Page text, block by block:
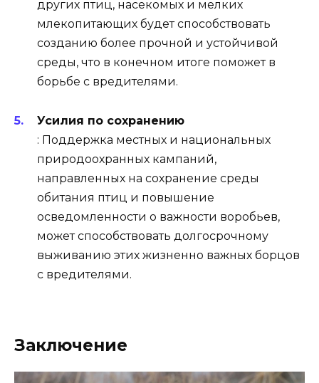
других птиц, насекомых и мелких
млекопитающих будет способствовать
созданию более прочной и устойчивой
среды, что в конечном итоге поможет в
борьбе с вредителями.
Усилия по сохранению
: Поддержка местных и национальных
природоохранных кампаний,
направленных на сохранение среды
обитания птиц и повышение
осведомленности о важности воробьев,
может способствовать долгосрочному
выживанию этих жизненно важных борцов
с вредителями.
Заключение